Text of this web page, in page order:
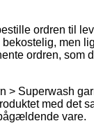
ordren til
bekostelig, men
ordren,
> Superwash
med det
vare.